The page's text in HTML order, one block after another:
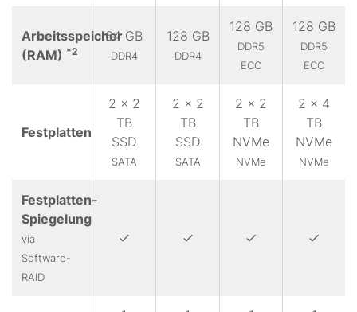
Arbeitsspeicher
(RAM) *2
64 GB
DDR4
128 GB
DDR4
128 GB
DDR5
ECC
128 GB
DDR5
ECC
Festplatten
2 x 2
TB
SSD
SATA
2 x 2
TB
SSD
SATA
2 x 2
TB
NVMe
NVMe
2 x 4
TB
NVMe
NVMe
Festplatten-
Spiegelung
via
Software-
RAID